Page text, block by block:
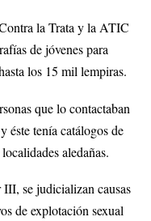
la Trata y la ATIC
de jóvenes para
los 15 mil lempiras.
que lo contactaban
éste tenía catálogos de
aledañas.
se judicializan causas
de explotación sexual